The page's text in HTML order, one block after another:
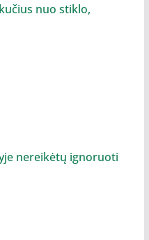
nuo stiklo,
nereikėtų ignoruoti